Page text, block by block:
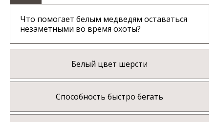
Что помогает белым медведям оставаться
незаметными во время охоты?
Белый цвет шерсти
Способность быстро бегать